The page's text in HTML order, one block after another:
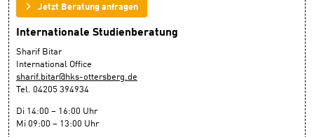
Jetzt Beratung anfragen
Internationale Studienberatung
Sharif Bitar
International Office
sharif.bitar@hks-ottersberg.de
Tel. 04205 394934
Di 14:00 – 16:00 Uhr
Mi 09:00 – 13:00 Uhr